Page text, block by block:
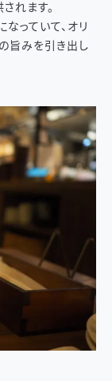
れます。
っていて、オリ
旨みを引き出し